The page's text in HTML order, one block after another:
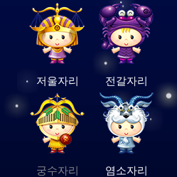
저울자리 전갈자리
궁수자리 염소자리